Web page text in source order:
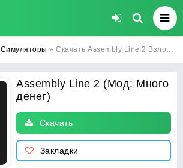
Симуляторы » Скачать Assembly Line 2 Взлом (Много денег) на Андроид бесплатно
Assembly Line 2 (Мод: Много
денег)
Скачать
Закладки